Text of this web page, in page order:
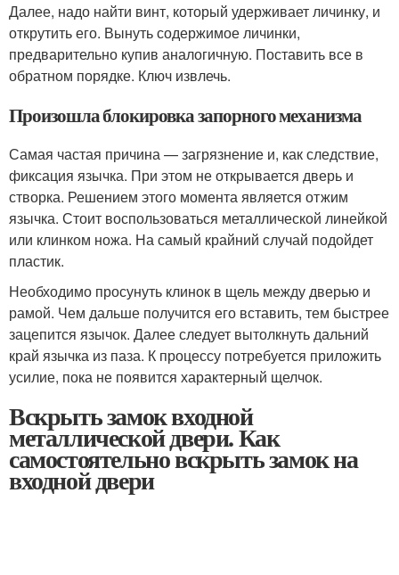
Далее, надо найти винт, который удерживает личинку, и
открутить его. Вынуть содержимое личинки,
предварительно купив аналогичную. Поставить все в
обратном порядке. Ключ извлечь.
Произошла блокировка запорного механизма
Самая частая причина — загрязнение и, как следствие,
фиксация язычка. При этом не открывается дверь и
створка. Решением этого момента является отжим
язычка. Стоит воспользоваться металлической линейкой
или клинком ножа. На самый крайний случай подойдет
пластик.
Необходимо просунуть клинок в щель между дверью и
рамой. Чем дальше получится его вставить, тем быстрее
зацепится язычок. Далее следует вытолкнуть дальний
край язычка из паза. К процессу потребуется приложить
усилие, пока не появится характерный щелчок.
Вскрыть замок входной
металлической двери. Как
самостоятельно вскрыть замок на
входной двери